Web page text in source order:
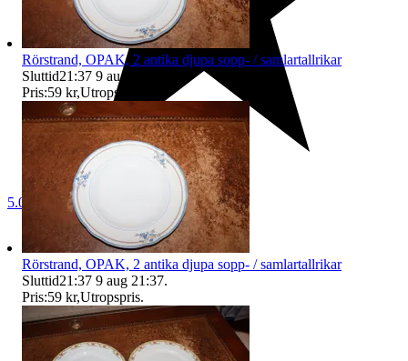
5.0
Rörstrand, OPAK, 2 antika djupa sopp- / samlartallrikar
Sluttid21:37 9 aug 21:37
Pris:59 kr,Utropspris
Rörstrand, OPAK, 2 antika djupa sopp- / samlartallrikar
Sluttid21:37 9 aug 21:37.
Pris:59 kr,Utropspris.